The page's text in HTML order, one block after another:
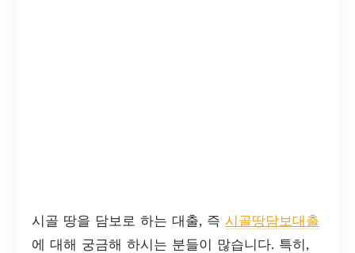
시골 땅을 담보로 하는 대출, 즉 시골땅담보대출
에 대해 궁금해 하시는 분들이 많습니다. 특히,